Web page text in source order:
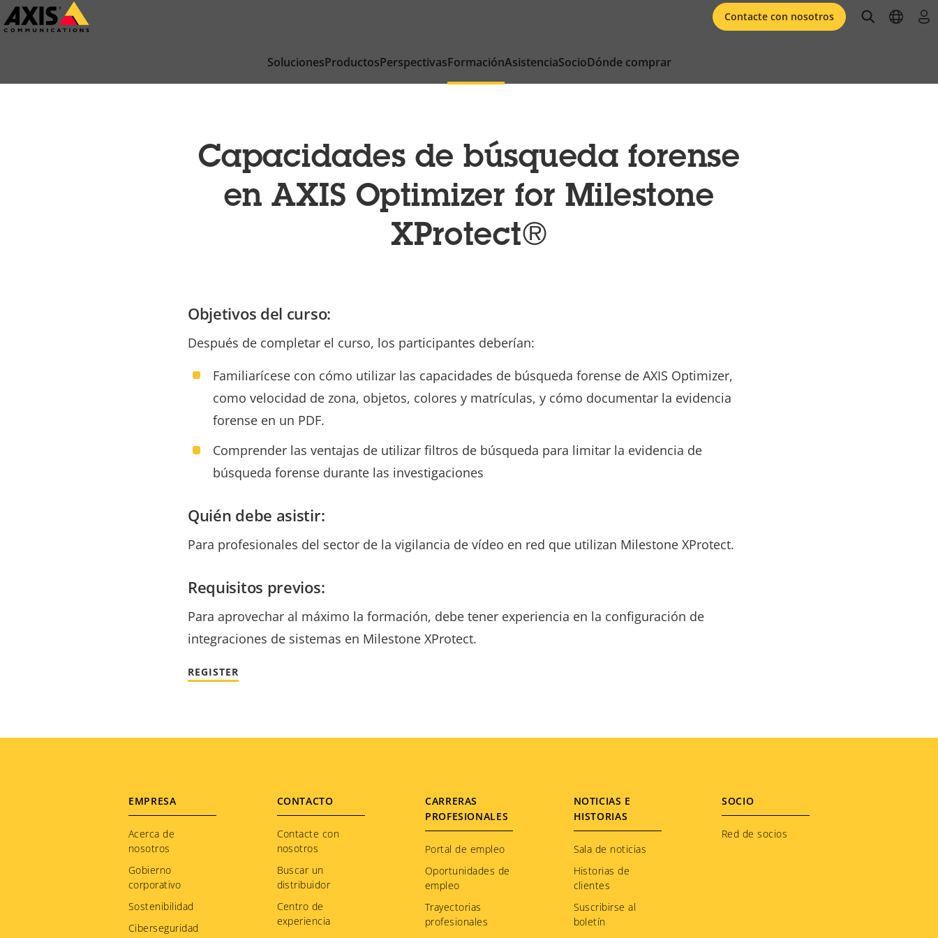
Saltar
al
SolucionesProductosPerspectivasFormaciónAsistenciaSocioDónde comprar
Contacte con nosotros openopen
Capacidades de búsqueda forense
en AXIS Optimizer for Milestone
XProtect®
Objetivos del curso:
Después de completar el curso, los participantes deberían:
Familiarícese con cómo utilizar las capacidades de búsqueda forense de AXIS Optimizer,
como velocidad de zona, objetos, colores y matrículas, y cómo documentar la evidencia
forense en un PDF.
Comprender las ventajas de utilizar filtros de búsqueda para limitar la evidencia de
búsqueda forense durante las investigaciones
Quién debe asistir:
Para profesionales del sector de la vigilancia de vídeo en red que utilizan Milestone XProtect.
Requisitos previos:
Para aprovechar al máximo la formación, debe tener experiencia en la configuración de
integraciones de sistemas en Milestone XProtect.
REGISTER
Footer
menu
EMPRESA
Acerca de
nosotros
Gobierno
corporativo
Sostenibilidad
Ciberseguridad
CONTACTO
Contacte con
nosotros
Buscar un
distribuidor
Centro de
experiencia
CARRERAS
PROFESIONALES
Portal de empleo
Oportunidades de
empleo
Trayectorias
profesionales
NOTICIAS E
HISTORIAS
Sala de noticias
Historias de
clientes
Suscribirse al
boletín
SOCIO
Red de socios